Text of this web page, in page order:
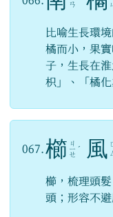
ㄢ
比喻生長環
橘而小，果
子，生長在
枳」、「橘化
067. 櫛 ㄐ
ㄧ
ㄝ
ˊ 風 ㄥ
櫛，梳理頭
頭；形容不